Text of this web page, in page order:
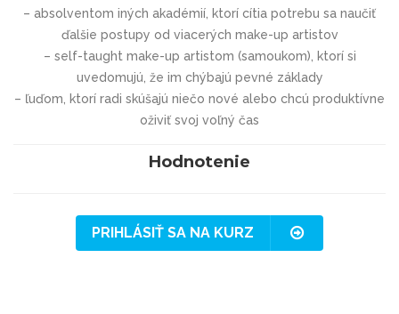
– absolventom iných akadémií, ktorí cítia potrebu sa naučiť
ďalšie postupy od viacerých make-up artistov
– self-taught make-up artistom (samoukom), ktorí si
uvedomujú, že im chýbajú pevné základy
– ľuďom, ktorí radi skúšajú niečo nové alebo chcú produktívne
oživiť svoj voľný čas
Hodnotenie
PRIHLÁSIŤ SA NA KURZ